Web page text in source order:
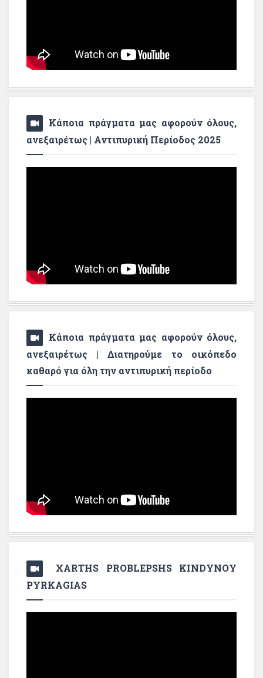
Κάποια πράγματα μας αφορούν όλους,
ανεξαιρέτως | Αντιπυρική Περίοδος 2025
Κάποια πράγματα μας αφορούν όλους,
ανεξαιρέτως | Διατηρούμε το οικόπεδο
καθαρό για όλη την αντιπυρική περίοδο
XARTHS PROBLEPSHS KINDYNOY
PYRKAGIAS